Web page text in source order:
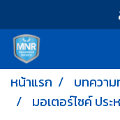
หน้าแรก บทควา
มอเตอร์ไซค์ ปร